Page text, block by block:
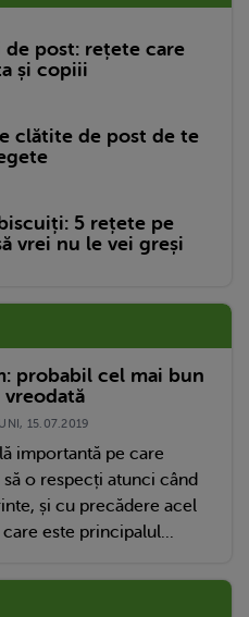
de post: rețete care
și copiii
clătite de post de te
5 rețete pe
vrei nu le vei greși
probabil cel mai bun
15.07.2019
importantă pe care
o respecți atunci când
și cu precădere acel
este principalul...